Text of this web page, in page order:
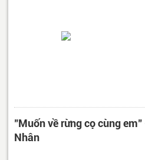
"Muốn về rừng cọ cùng
Nhân